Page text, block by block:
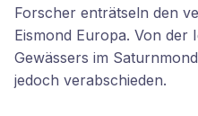
Forscher enträtseln den
Eismond Europa. Von der
Gewässers im
jedoch verabschieden.